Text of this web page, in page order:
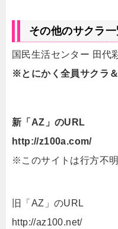
その他のサクラ
国民生活センター 田代
※とにかく全員サクラ
新「AZ」のURL
http://z100a.com/
※このサイトは行方不
旧「AZ」のURL
http://az100.net/